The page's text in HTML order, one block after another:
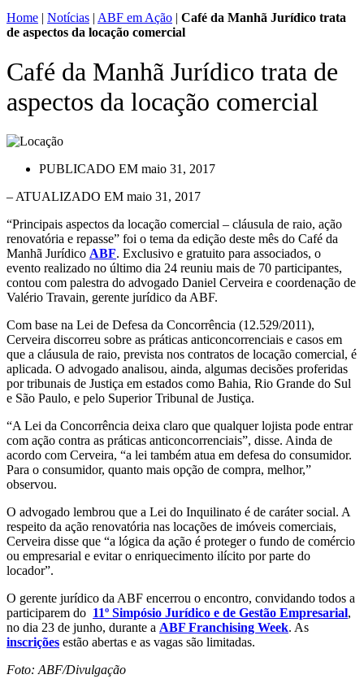
Home | Notícias | ABF em Ação | Café da Manhã Jurídico trata
de aspectos da locação comercial
Café da Manhã Jurídico trata de
aspectos da locação comercial
PUBLICADO EM maio 31, 2017
– ATUALIZADO EM maio 31, 2017
“Principais aspectos da locação comercial – cláusula de raio, ação
renovatória e repasse” foi o tema da edição deste mês do Café da
Manhã Jurídico ABF. Exclusivo e gratuito para associados, o
evento realizado no último dia 24 reuniu mais de 70 participantes,
contou com palestra do advogado Daniel Cerveira e coordenação de
Valério Travain, gerente jurídico da ABF.
Com base na Lei de Defesa da Concorrência (12.529/2011),
Cerveira discorreu sobre as práticas anticoncorrenciais e casos em
que a cláusula de raio, prevista nos contratos de locação comercial, é
aplicada. O advogado analisou, ainda, algumas decisões proferidas
por tribunais de Justiça em estados como Bahia, Rio Grande do Sul
e São Paulo, e pelo Superior Tribunal de Justiça.
“A Lei da Concorrência deixa claro que qualquer lojista pode entrar
com ação contra as práticas anticoncorrenciais”, disse. Ainda de
acordo com Cerveira, “a lei também atua em defesa do consumidor.
Para o consumidor, quanto mais opção de compra, melhor,”
observou.
O advogado lembrou que a Lei do Inquilinato é de caráter social. A
respeito da ação renovatória nas locações de imóveis comerciais,
Cerveira disse que “a lógica da ação é proteger o fundo de comércio
ou empresarial e evitar o enriquecimento ilícito por parte do
locador”.
O gerente jurídico da ABF encerrou o encontro, convidando todos a
participarem do 11º Simpósio Jurídico e de Gestão Empresarial,
no dia 23 de junho, durante a ABF Franchising Week. As
inscrições estão abertas e as vagas são limitadas.
Foto: ABF/Divulgação